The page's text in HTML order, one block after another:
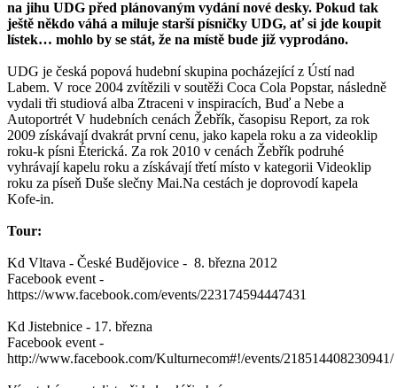
na jihu UDG před plánovaným vydání nové desky. Pokud tak
ještě někdo váhá a miluje starší písničky UDG, ať si jde koupit
lístek… mohlo by se stát, že na místě bude již vyprodáno.
UDG je česká popová hudební skupina pocházející z Ústí nad
Labem. V roce 2004 zvítězili v soutěži Coca Cola Popstar, následně
vydali tři studiová alba Ztraceni v inspiracích, Buď a Nebe a
Autoportrét V hudebních cenách Žebřík, časopisu Report, za rok
2009 získávají dvakrát první cenu, jako kapela roku a za videoklip
roku-k písni Éterická. Za rok 2010 v cenách Žebřík podruhé
vyhrávají kapelu roku a získávají třetí místo v kategorii Videoklip
roku za píseň Duše slečny Mai.Na cestách je doprovodí kapela
Kofe-in.
Tour:
Kd Vltava - České Budějovice - 8. března 2012
Facebook event -
https://www.facebook.com/events/223174594447431
Kd Jistebnice - 17. března
Facebook event -
http://www.facebook.com/Kulturnecom#!/events/218514408230941/